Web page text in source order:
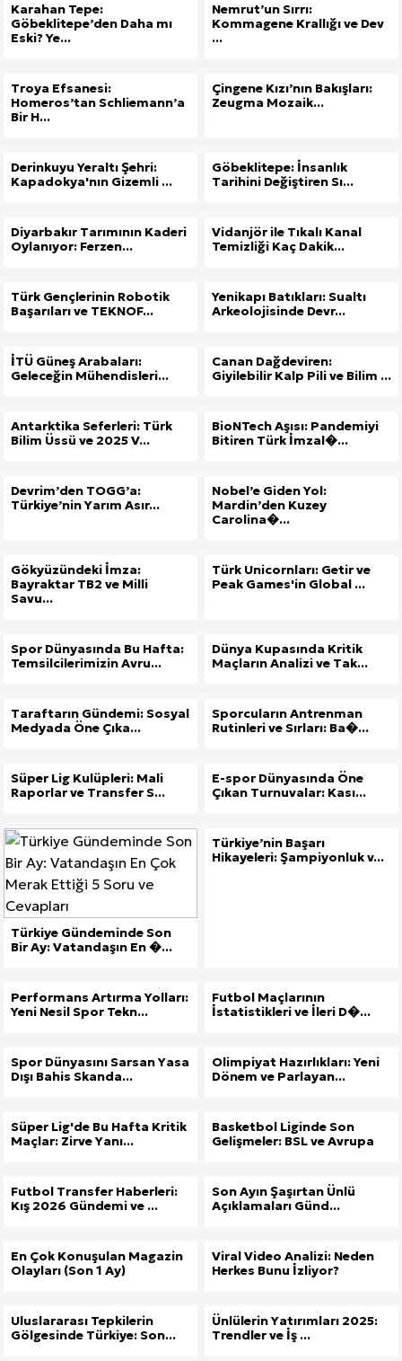
Karahan Tepe:
Göbeklitepe’den Daha mı
Eski? Ye...
Nemrut’un Sırrı:
Kommagene Krallığı ve Dev
...
Troya Efsanesi:
Homeros’tan Schliemann’a
Bir H...
Çingene Kızı’nın Bakışları:
Zeugma Mozaik...
Derinkuyu Yeraltı Şehri:
Kapadokya'nın Gizemli ...
Göbeklitepe: İnsanlık
Tarihini Değiştiren Sı...
Diyarbakır Tarımının Kaderi
Oylanıyor: Ferzen...
Vidanjör ile Tıkalı Kanal
Temizliği Kaç Dakik...
Türk Gençlerinin Robotik
Başarıları ve TEKNOF...
Yenikapı Batıkları: Sualtı
Arkeolojisinde Devr...
İTÜ Güneş Arabaları:
Geleceğin Mühendisleri...
Canan Dağdeviren:
Giyilebilir Kalp Pili ve Bilim ...
Antarktika Seferleri: Türk
Bilim Üssü ve 2025 V...
BioNTech Aşısı: Pandemiyi
Bitiren Türk İmzal�...
Devrim’den TOGG’a:
Türkiye’nin Yarım Asır...
Nobel’e Giden Yol:
Mardin’den Kuzey
Carolina�...
Gökyüzündeki İmza:
Bayraktar TB2 ve Milli
Savu...
Türk Unicornları: Getir ve
Peak Games'in Global ...
Spor Dünyasında Bu Hafta:
Temsilcilerimizin Avru...
Dünya Kupasında Kritik
Maçların Analizi ve Tak...
Taraftarın Gündemi: Sosyal
Medyada Öne Çıka...
Sporcuların Antrenman
Rutinleri ve Sırları: Ba�...
Süper Lig Kulüpleri: Mali
Raporlar ve Transfer S...
E-spor Dünyasında Öne
Çıkan Turnuvalar: Kası...
Türkiye Gündeminde Son
Bir Ay: Vatandaşın En �...
Türkiye’nin Başarı
Hikayeleri: Şampiyonluk v...
Performans Artırma Yolları:
Yeni Nesil Spor Tekn...
Futbol Maçlarının
İstatistikleri ve İleri D�...
Spor Dünyasını Sarsan Yasa
Dışı Bahis Skanda...
Olimpiyat Hazırlıkları: Yeni
Dönem ve Parlayan...
Süper Lig'de Bu Hafta Kritik
Maçlar: Zirve Yanı...
Basketbol Liginde Son
Gelişmeler: BSL ve Avrupa
Futbol Transfer Haberleri:
Kış 2026 Gündemi ve ...
Son Ayın Şaşırtan Ünlü
Açıklamaları Günd...
En Çok Konuşulan Magazin
Olayları (Son 1 Ay)
Viral Video Analizi: Neden
Herkes Bunu İzliyor?
Uluslararası Tepkilerin
Gölgesinde Türkiye: Son...
Ünlülerin Yatırımları 2025:
Trendler ve İş ...